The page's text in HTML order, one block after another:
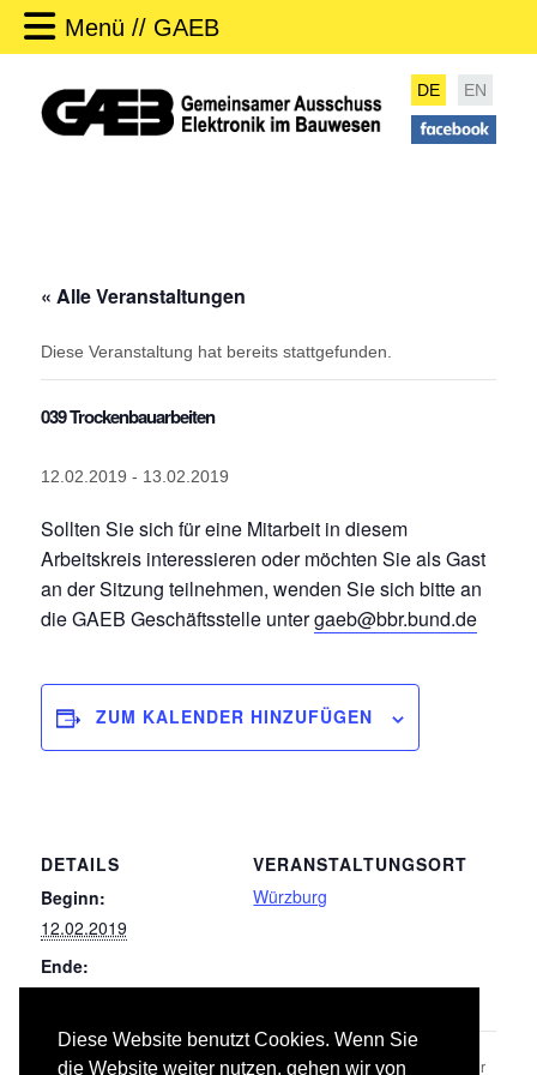
Diese Website benutzt Cookies. Wenn Sie
die Website weiter nutzen, gehen wir von
Menü // GAEB
DE EN
« Alle Veranstaltungen
Diese Veranstaltung hat bereits stattgefunden.
039 Trockenbauarbeiten
12.02.2019 - 13.02.2019
Sollten Sie sich für eine Mitarbeit in diesem
Arbeitskreis interessieren oder möchten Sie als Gast
an der Sitzung teilnehmen, wenden Sie sich bitte an
die GAEB Geschäftsstelle untergaeb@bbr.bund.de
ZUM KALENDER HINZUFÜGEN
DETAILS
Beginn:
12.02.2019
Ende:
VERANSTALTUNGSORT
Würzburg
069 075/078 Raumlufttechnische Anlagen/Kälteanlagen für